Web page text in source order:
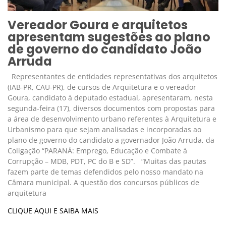
Vereador Goura e arquitetos
apresentam sugestões ao plano
de governo do candidato João
Arruda
Representantes de entidades representativas dos arquitetos
(IAB-PR, CAU-PR), de cursos de Arquitetura e o vereador
Goura, candidato à deputado estadual, apresentaram, nesta
segunda-feira (17), diversos documentos com propostas para
a área de desenvolvimento urbano referentes à Arquitetura e
Urbanismo para que sejam analisadas e incorporadas ao
plano de governo do candidato a governador João Arruda, da
Coligação “PARANÁ: Emprego, Educação e Combate à
Corrupção – MDB, PDT, PC do B e SD”. “Muitas das pautas
fazem parte de temas defendidos pelo nosso mandato na
Câmara municipal. A questão dos concursos públicos de
arquitetura
CLIQUE AQUI E SAIBA MAIS